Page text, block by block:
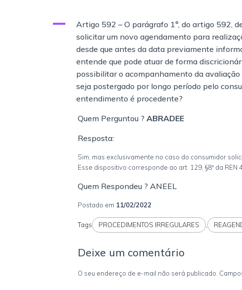
A
Artigo 592 – O parágrafo 1°, do artigo 592,
solicitar um novo agendamento para
desde que antes da data previamente
entende que pode atuar de forma
possibilitar o acompanhamento da
seja postergado por longo período pelo
entendimento é procedente?
Quem Perguntou ? ABRADEE
Resposta:
Sim, mas exclusivamente no caso do consumidor
Esse dispositivo corresponde ao art. 129, §8º da
Quem Respondeu ? ANEEL
Postado em 11/02/2022
Tags PROCEDIMENTOS IRREGULARES
Deixe um comentário
O seu endereço de e-mail não será publicado.